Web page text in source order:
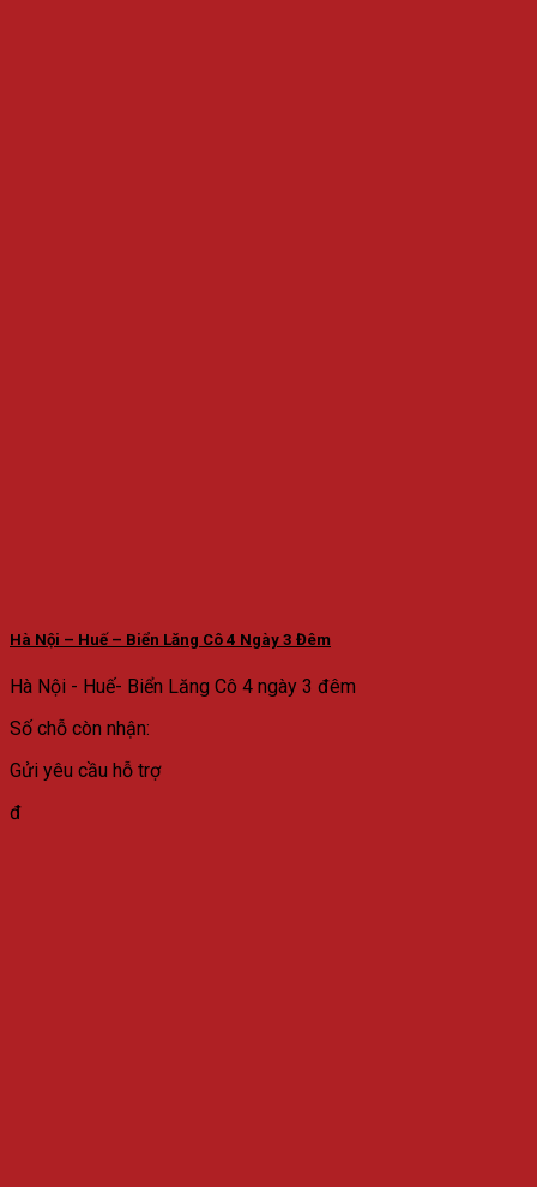
Hà Nội – Huế – Biển Lăng Cô 4 Ngày 3 Đêm
Hà Nội - Huế- Biển Lăng Cô 4 ngày 3 đêm
Số chỗ còn nhận:
Gửi yêu cầu hỗ trợ
đ